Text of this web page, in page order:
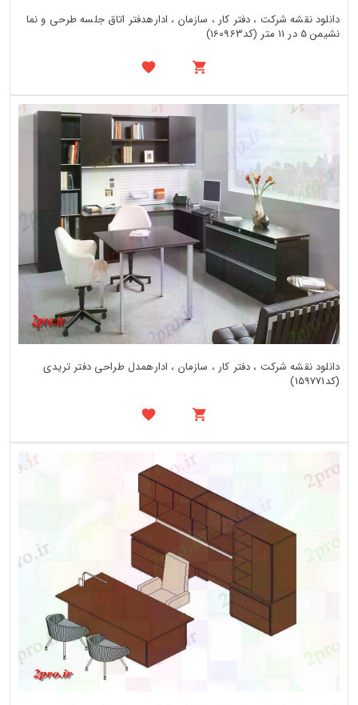
دانلود نقشه شرکت ، دفتر کار ، سازمان ، ادارهدفتر اتاق جلسه طرحی و نما
نشیمن 5 در 11 متر (کد160963)
دانلود نقشه شرکت ، دفتر کار ، سازمان ، ادارهمدل طراحی دفتر تریدی
(کد159771)